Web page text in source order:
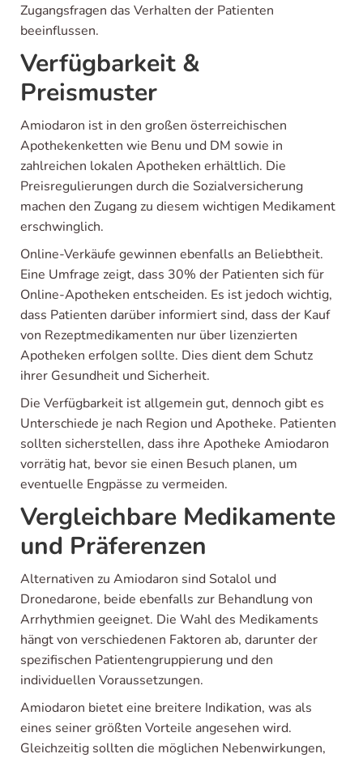
Zugangsfragen das Verhalten der Patienten
beeinflussen.
Verfügbarkeit &
Preismuster
Amiodaron ist in den großen österreichischen
Apothekenketten wie Benu und DM sowie in
zahlreichen lokalen Apotheken erhältlich. Die
Preisregulierungen durch die Sozialversicherung
machen den Zugang zu diesem wichtigen Medikament
erschwinglich.
Online-Verkäufe gewinnen ebenfalls an Beliebtheit.
Eine Umfrage zeigt, dass 30% der Patienten sich für
Online-Apotheken entscheiden. Es ist jedoch wichtig,
dass Patienten darüber informiert sind, dass der Kauf
von Rezeptmedikamenten nur über lizenzierten
Apotheken erfolgen sollte. Dies dient dem Schutz
ihrer Gesundheit und Sicherheit.
Die Verfügbarkeit ist allgemein gut, dennoch gibt es
Unterschiede je nach Region und Apotheke. Patienten
sollten sicherstellen, dass ihre Apotheke Amiodaron
vorrätig hat, bevor sie einen Besuch planen, um
eventuelle Engpässe zu vermeiden.
Vergleichbare Medikamente
und Präferenzen
Alternativen zu Amiodaron sind Sotalol und
Dronedarone, beide ebenfalls zur Behandlung von
Arrhythmien geeignet. Die Wahl des Medikaments
hängt von verschiedenen Faktoren ab, darunter der
spezifischen Patientengruppierung und den
individuellen Voraussetzungen.
Amiodaron bietet eine breitere Indikation, was als
eines seiner größten Vorteile angesehen wird.
Gleichzeitig sollten die möglichen Nebenwirkungen,